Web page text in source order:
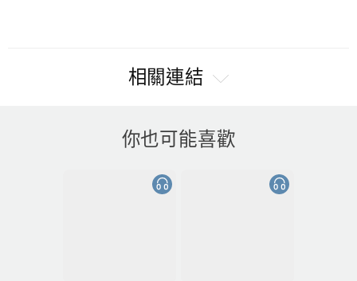
相關連結
你也可能喜歡